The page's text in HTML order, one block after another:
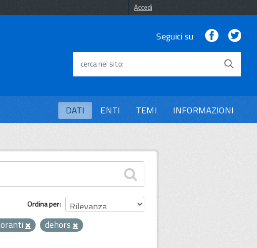
Accedi
Seguici su Facebook
cerca nel sito
DATI ENTI TEMI INFORMAZIONI
Ordina per
dehors